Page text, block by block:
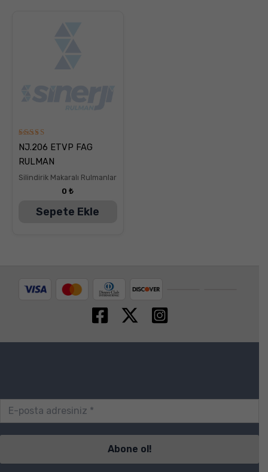
5
üzerinden
5.00
oy aldı
NJ.206 ETVP FAG
RULMAN
Silindirik Makaralı Rulmanlar
0₺
Sepete Ekle